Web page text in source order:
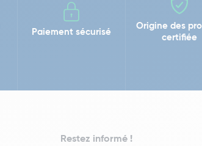
Paiement sécurisé
Origine des
certifiée
Restez informé !